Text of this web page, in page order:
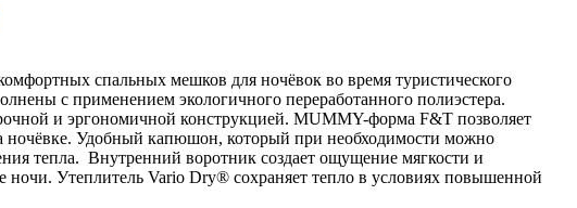
спальных мешков для ночёвок во время туристического
с применением экологичного переработанного полиэстера.
и эргономичной конструкцией. MUMMY-форма F&T позволяет
ночёвке. Удобный капюшон, который при необходимости можно
тепла. Внутренний воротник создает ощущение мягкости и
ночи. Утеплитель Vario Dry® сохраняет тепло в условиях повышенной